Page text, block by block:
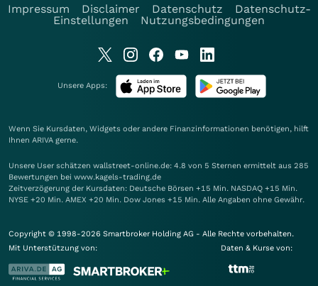
Impressum
Disclaimer Datenschutz
Datenschutz-
Einstellungen
Nutzungsbedingungen
Unsere Apps:
Wenn Sie Kursdaten, Widgets oder andere Finanzinformationen benötigen, hilft
Ihnen ARIVA gerne.
Unsere User schätzen wallstreet-online.de: 4.8 von 5 Sternen ermittelt aus 285
Bewertungen bei www.kagels-trading.de
Zeitverzögerung der Kursdaten: Deutsche Börsen +15 Min. NASDAQ +15 Min.
NYSE +20 Min. AMEX +20 Min. Dow Jones +15 Min. Alle Angaben ohne Gewähr.
Copyright © 1998-2026 Smartbroker Holding AG - Alle Rechte vorbehalten.
Mit Unterstützung von:
Daten & Kurse von: